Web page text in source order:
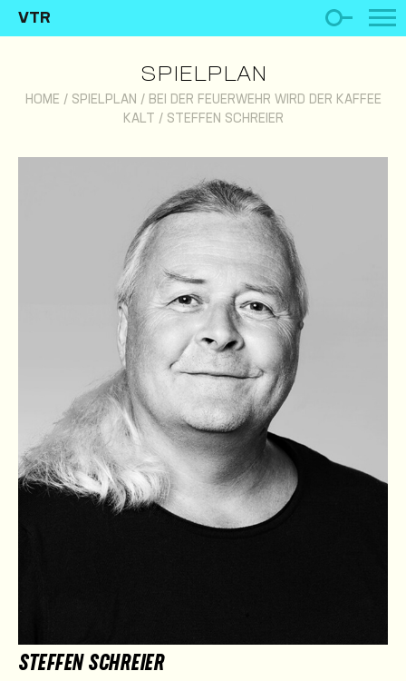
VTR
SPIELPLAN
HOME / SPIELPLAN / BEI DER FEUERWEHR WIRD DER KAFFEE
KALT
/ STEFFEN SCHREIER
STEFFEN SCHREIER